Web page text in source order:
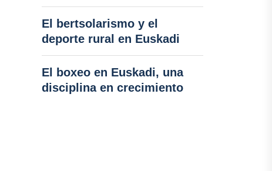
El bertsolarismo y el
deporte rural en Euskadi
El boxeo en Euskadi, una
disciplina en crecimiento